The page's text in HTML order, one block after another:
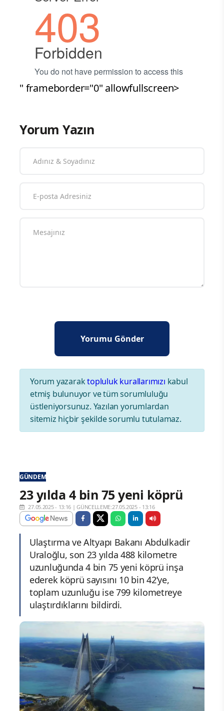
" frameborder="0" allowfullscreen>
Yorum Yazın
Yorum yazaraktopluluk kurallarımızı kabul
etmiş bulunuyor ve tüm sorumluluğu
üstleniyorsunuz. Yazılan yorumlardan
sitemiz hiçbir şekilde sorumlu tutulamaz.
GÜNDEM
23 yılda 4 bin 75 yeni köprü
27.05.2025 - 13:16 |GÜNCELLEME:27.05.2025 - 13:16
Ulaştırma ve Altyapı Bakanı Abdulkadir
Uraloğlu, son 23 yılda 488 kilometre
uzunluğunda 4 bin 75 yeni köprü inşa
ederek köprü sayısını 10 bin 42’ye,
toplam uzunluğu ise 799 kilometreye
ulaştırdıklarını bildirdi.